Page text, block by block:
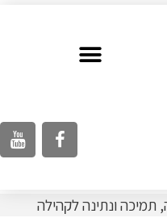
ונתינה לקהילה